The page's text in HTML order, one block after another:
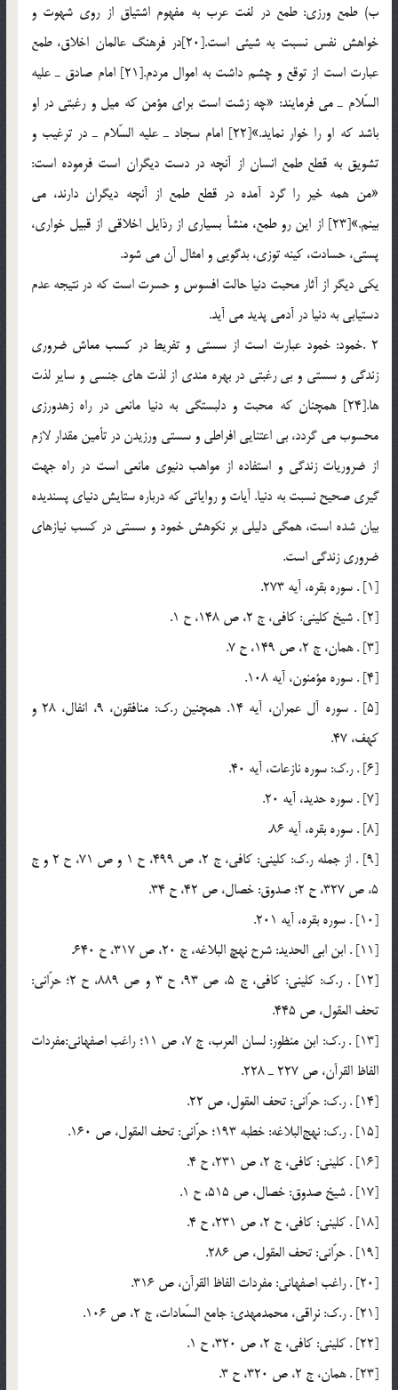
ب) طمع ورزي: طمع در لغت عرب به مفهوم اشتياق از روي شهوت و
خواهش نفس نسبت به شيئي است.[20]در فرهنگ عالمان اخلاق، طمع
عبارت است از توقع و چشم داشت به اموال مردم.[21] امام صادق ـ عليه
السّلام ـ مي فرمايند: «چه زشت است براي مؤمن كه ميل و رغبتي در او
باشد كه او را خوار نمايد.»[22] امام سجاد ـ عليه السّلام ـ در ترغيب و
تشويق به قطع طمع انسان از آنچه در دست ديگران است فرموده است:
«من همه خير را گرد آمده در قطع طمع از آنچه ديگران دارند، مي
بينم.»[23] از اين رو طمع، منشأ بسياري از رذايل اخلاقي از قبيل خواري،
پستي، حسادت، كينه توزي، بدگويي و امثال آن مي شود.
يكي ديگر از آثار محبت دنيا حالت افسوس و حسرت است كه در نتيجه عدم
دستيابي به دنيا در آدمي پديد مي آيد.
2 .خمود: خمود عبارت است از سستي و تفريط در كسب معاش ضروري
زندگي و سستي و بي رغبتي در بهره مندي از لذت هاي جنسي و ساير لذت
ها.[24] همچنان كه محبت و دلبستگي به دنيا مانعي در راه زهدورزي
محسوب مي گردد، بي اعتنايي افراطي و سستي ورزيدن در تأمين مقدار لازم
از ضروريات زندگي و استفاده از مواهب دنيوي مانعي است در راه جهت
گيري صحيح نسبت به دنيا. آيات و رواياتي كه درباره ستايش دنياي پسنديده
بيان شده است، همگي دليلي بر نكوهش خمود و سستي در كسب نيازهاي
ضروري زندگي است.
[1] . سوره بقره،‌ آيه 273.
[2] . شيخ كليني: كافي، ج 2، ص 148، ح 1.
[3] . همان، ج 2، ص 149، ح 7.
[4] . سوره مؤمنون، آيه 108.
[5] . سوره آل عمران، آيه 14. همچنين ر.ك: منافقون، 9، انفال، 28 و
كهف، 47.
[6] . ر.ك: سوره نازعات، آيه 40.
[7] . سوره حديد، آيه 20.
[8] . سوره بقره، آيه 86.
[9] . از جمله ر.ك: كليني: كافي، ج 2، ص 499، ح 1 و ص 71، ح 2 و ج
5، ص 327، ح 2؛ صدوق: خصال، ص 42، ح 34.
[10] . سوره بقره، آيه 201.
[11] . ابن ابي الحديد: شرح نهچ البلاغه، ج 20، ص 317، ح 640.
[12] . ر.ك: كليني: كافي، ج 5، ص 93، ح 3 و ص 889، ح 2؛ حرّاني:
تحف العقول، ص 445.
[13] . ر.ك: ابن منظور: لسان العرب، ج 7، ص 11؛ راغب اصفهاني:مفردات
الفاظ القرآن، ص 227 ـ 228.
[14] . ر.ك: حرّاني: تحف العقول، ص 22.
[15] . ر.ك: نهج‌البلاغه: خطبه 193؛ حرّاني: تحف العقول، ص 160.
[16] . كليني: كافي، ج 2، ص 231، ح 4.
[17] . شيخ صدوق: خصال، ص 515، ح 1.
[18] . كليني: كافي، ح 2، ص 231، ح 4.
[19] . حرّاني: تحف العقول، ص 286.
[20] . راغب اصفهاني: مفردات الفاظ القرآن، ص 316.
[21] . ر.ك: نراقي، محمدمهدي: جامع السّعادات، ج 2، ص 106.
[22] . كليني: كافي، ج 2، ص 320، ح 1.
[23] . همان، ج 2، ص 320، ح 3.